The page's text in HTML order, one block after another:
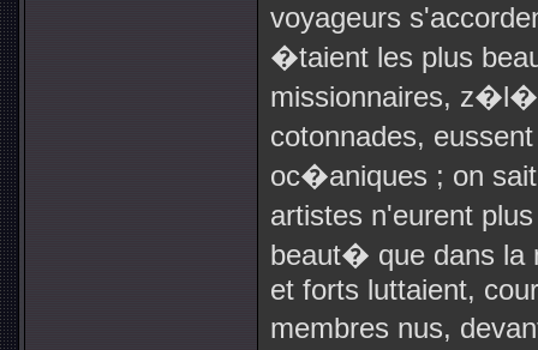
voyageurs
�taient les plus
missionnaires,
cotonnades,
oc�aniques ; on
artistes n'eurent
beaut� que dans la
et forts luttaient,
membres nus,